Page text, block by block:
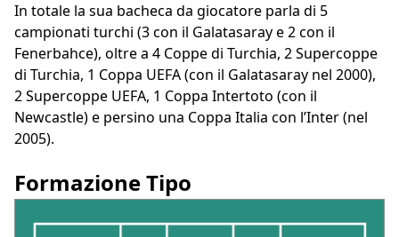
In totale la sua bacheca da giocatore parla di 5
campionati turchi (3 con il Galatasaray e 2 con il
Fenerbahce), oltre a 4 Coppe di Turchia, 2 Supercoppe
di Turchia, 1 Coppa UEFA (con il Galatasaray nel 2000),
2 Supercoppe UEFA, 1 Coppa Intertoto (con il
Newcastle) e persino una Coppa Italia con l’Inter (nel
2005).
Formazione Tipo